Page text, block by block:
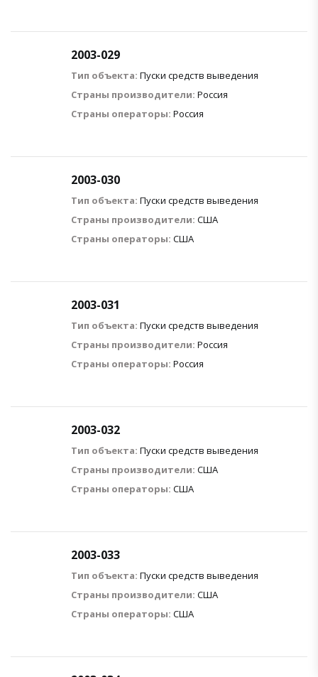
2003-029
Тип объекта: Пуски средств выведения
Страны производители: Россия
Страны операторы: Россия
2003-030
Тип объекта: Пуски средств выведения
Страны производители: США
Страны операторы: США
2003-031
Тип объекта: Пуски средств выведения
Страны производители: Россия
Страны операторы: Россия
2003-032
Тип объекта: Пуски средств выведения
Страны производители: США
Страны операторы: США
2003-033
Тип объекта: Пуски средств выведения
Страны производители: США
Страны операторы: США